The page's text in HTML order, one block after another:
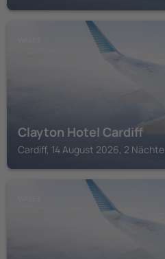
Clayton Hotel Cardiff
Cardiff, 14 August 2026, 2 Nächte